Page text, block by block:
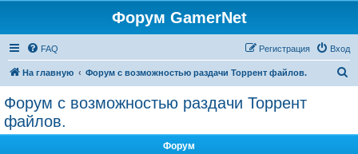
Форум GamerNet
FAQ Вход
Регистрация
На главную Форум с возможностью раздачи Торрент файлов.
Форум с возможностью раздачи Торрент
файлов.
Форум